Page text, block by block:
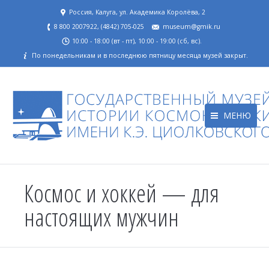
Россия, Калуга, ул. Академика Королёва, 2
8 800 2007922, (4842) 705-025
museum@gmik.ru
10:00 - 18:00 (вт - пт), 10:00 - 19:00 (сб, вс).
По понедельникам и в последнюю пятницу месяца музей закрыт.
МЕНЮ
Космос и хоккей — для
настоящих мужчин